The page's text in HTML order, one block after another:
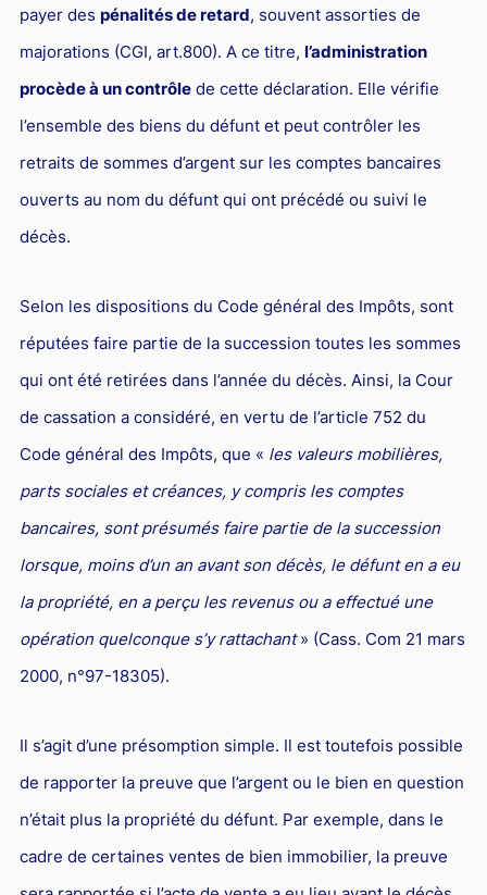
payer des pénalités de retard, souvent assorties de
majorations (CGI, art.800). A ce titre, l’administration
procède à un contrôlede cette déclaration. Elle vérifie
l’ensemble des biens du défunt et peut contrôler les
retraits de sommes d’argent sur les comptes bancaires
ouverts au nom du défunt qui ont précédé ou suivi le
décès.
Selon les dispositions du Code général des Impôts, sont
réputées faire partie de la succession toutes les sommes
qui ont été retirées dans l’année du décès. Ainsi, la Cour
de cassation a considéré, en vertu de l’article 752 du
Code général des Impôts, que « les valeurs mobilières,
parts sociales et créances, y compris les comptes
bancaires, sont présumés faire partie de la succession
lorsque, moins d’un an avant son décès, le défunt en a eu
la propriété, en a perçu les revenus ou a effectué une
opération quelconque s’y rattachant» (Cass. Com 21 mars
2000, n°97-18305).
Il s’agit d’une présomption simple. Il est toutefois possible
de rapporter la preuve que l’argent ou le bien en question
n’était plus la propriété du défunt. Par exemple, dans le
cadre de certaines ventes de bien immobilier, la preuve